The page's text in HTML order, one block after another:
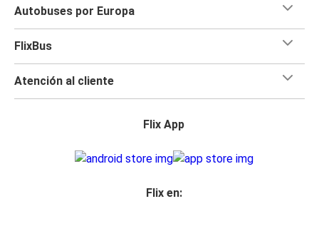
Autobuses por Europa
FlixBus
Atención al cliente
Flix App
Flix en: